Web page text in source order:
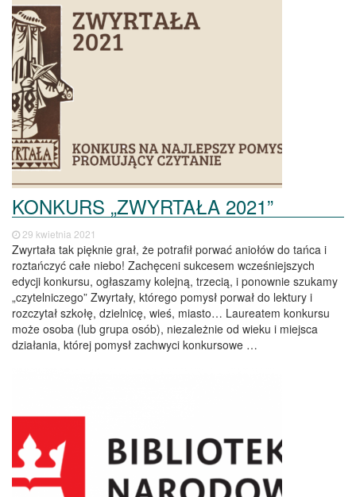
KONKURS „ZWYRTAŁA 2021”
29 kwietnia 2021
Zwyrtała tak pięknie grał, że potrafił porwać aniołów do tańca i
roztańczyć całe niebo! Zachęceni sukcesem wcześniejszych
edycji konkursu, ogłaszamy kolejną, trzecią, i ponownie szukamy
„czytelniczego” Zwyrtały, którego pomysł porwał do lektury i
rozczytał szkołę, dzielnicę, wieś, miasto… Laureatem konkursu
może osoba (lub grupa osób), niezależnie od wieku i miejsca
działania, której pomysł zachwyci konkursowe …